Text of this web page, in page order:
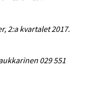
2:a kvartalet 2017.
029 551